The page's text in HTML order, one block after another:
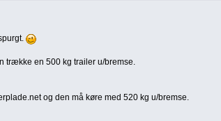
trække en 500 kg trailer u/bremse.
og den må køre med 520 kg u/bremse.